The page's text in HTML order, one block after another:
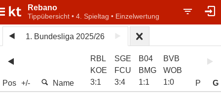
Rebano
Tippübersicht • 4. Spieltag • Einzelwertung
1. Bundesliga 2025/26
Pos +/- Name
RBL
KOE
3:1
SGE
FCU
3:4
B04
BMG
1:1
BVB
WOB
1:0 P G